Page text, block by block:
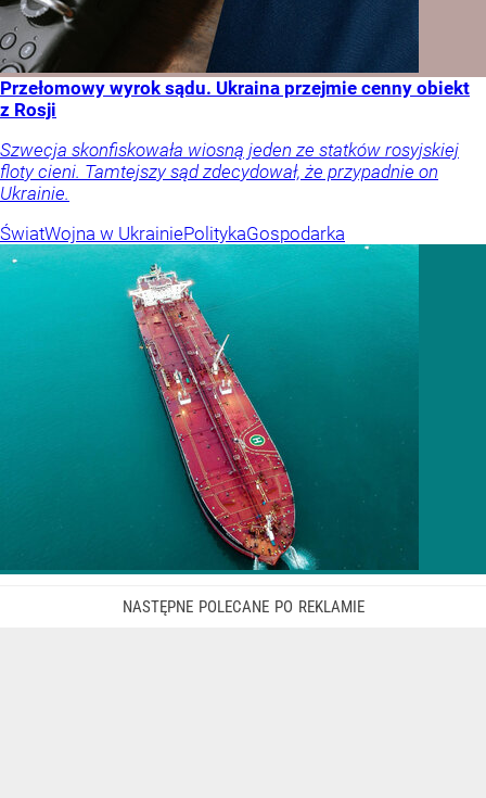
Przełomowy wyrok sądu. Ukraina przejmie cenny obiekt
z Rosji
Szwecja skonfiskowała wiosną jeden ze statków rosyjskiej
floty cieni. Tamtejszy sąd zdecydował, że przypadnie on
Ukrainie.
ŚwiatWojna w UkrainiePolitykaGospodarka